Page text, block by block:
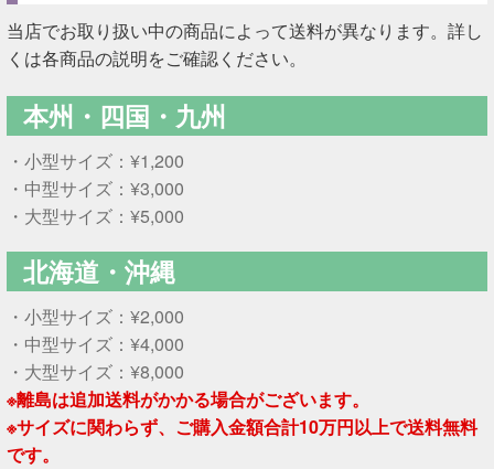
当店でお取り扱い中の商品によって送料が異なります。詳し
くは各商品の説明をご確認ください。
本州・四国・九州
・小型サイズ：¥1,200
・中型サイズ：¥3,000
・大型サイズ：¥5,000
北海道・沖縄
・小型サイズ：¥2,000
・中型サイズ：¥4,000
・大型サイズ：¥8,000
※離島は追加送料がかかる場合がございます。
※サイズに関わらず、ご購入金額合計10万円以上で送料無料
です。